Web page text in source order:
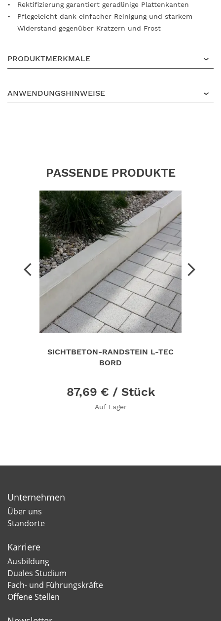
Rektifizierung garantiert geradlinige Plattenkanten
Pflegeleicht dank einfacher Reinigung und starkem
Widerstand gegenüber Kratzern und Frost
PRODUKTMERKMALE
ANWENDUNGSHINWEISE
PASSENDE PRODUKTE
arrow_back_ios
SICHTBETON-RANDSTEIN L-TEC
BORD
87,69 € / Stück
Auf Lager
arrow_forward_ios
Unternehmen
Über uns
Standorte
Karriere
Ausbildung
Duales Studium
Fach- und Führungskräfte
Offene Stellen